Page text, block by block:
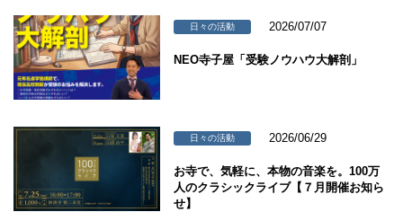
日々の活動 2026/07/07
NEO寺子屋「受験ノウハウ大解剖」
日々の活動 2026/06/29
お寺で、気軽に、本物の音楽を。100万
人のクラシックライブ【７月開催お知ら
せ】